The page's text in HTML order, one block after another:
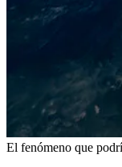
El fenómeno que